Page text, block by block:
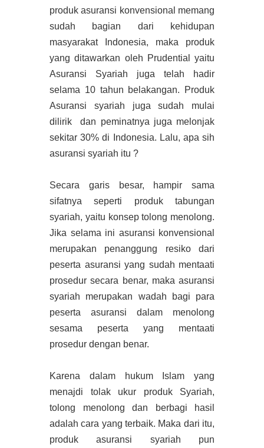
produk asuransi konvensional memang
sudah bagian dari kehidupan
masyarakat Indonesia, maka produk
yang ditawarkan oleh Prudential yaitu
Asuransi Syariah juga telah hadir
selama 10 tahun belakangan. Produk
Asuransi syariah juga sudah mulai
dilirik dan peminatnya juga melonjak
sekitar 30% di Indonesia. Lalu, apa sih
asuransi syariah itu ?
Secara garis besar, hampir sama
sifatnya seperti produk tabungan
syariah, yaitu konsep tolong menolong.
Jika selama ini asuransi konvensional
merupakan penanggung resiko dari
peserta asuransi yang sudah mentaati
prosedur secara benar, maka asuransi
syariah merupakan wadah bagi para
peserta asuransi dalam menolong
sesama peserta yang mentaati
prosedur dengan benar.
Karena dalam hukum Islam yang
menajdi tolak ukur produk Syariah,
tolong menolong dan berbagi hasil
adalah cara yang terbaik. Maka dari itu,
produk asuransi syariah pun